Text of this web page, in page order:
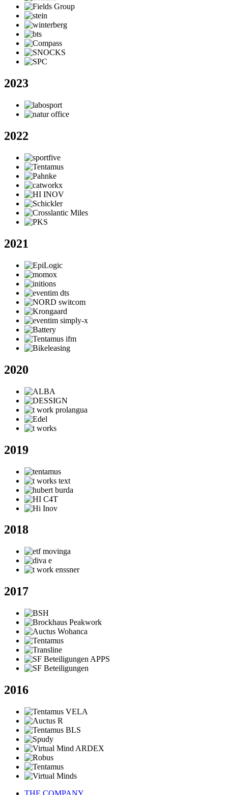
2023
2022
2021
2020
2019
2018
2017
2016
THE COMPANY